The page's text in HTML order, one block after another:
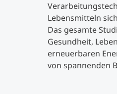
Lebensmitteln
Das gesamte
Gesundheit,
erneuerbaren
von spannenden